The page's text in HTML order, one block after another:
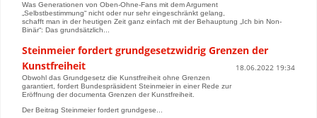
Was Generationen von Oben-Ohne-Fans mit dem Argument
„Selbstbestimmung“ nicht oder nur sehr eingeschränkt gelang,
schafft man in der heutigen Zeit ganz einfach mit der Behauptung „Ich bin Non-
Binär“: Das grundsätzlich...
Steinmeier fordert grundgesetzwidrig Grenzen der
Kunstfreiheit
18.06.2022 19:34
Obwohl das Grundgesetz die Kunstfreiheit ohne Grenzen
garantiert, fordert Bundespräsident Steinmeier in einer Rede zur
Eröffnung der documenta Grenzen der Kunstfreiheit.
Der Beitrag Steinmeier fordert grundgese...